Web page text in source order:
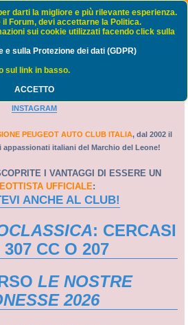
Auto Club Italia - FORUM
FACEBOOK
INSTAGRAM
PEUGEOT AUTO CLUB ITALIA, dal 2002 il
italiani del Marchio del Leone!
I VANTAGGI DI ESSERE UN
UFFICIALE:
ANCHE AL CLUB!
: CERCASI
307 CC O 207
LE NOSTRE
2026
darti la migliore e più rilevante esperienza.
il Forum, devi accettarne la Politica.
sui cookie utilizzati facendo click sulla
e sulla Protezione dei dati (GDPR)
sul link in basso.
ACCETTO